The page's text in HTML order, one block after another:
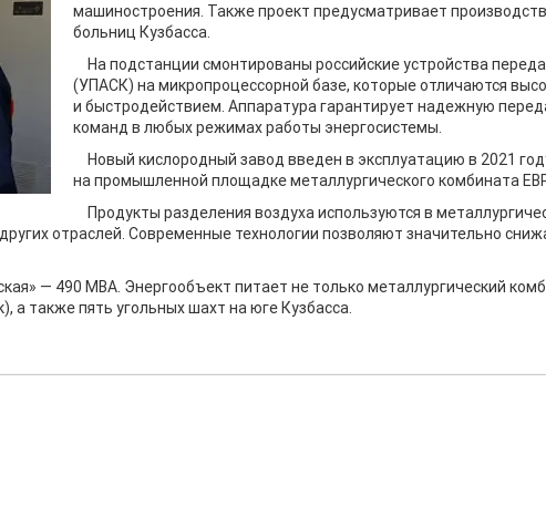
машиностроения. Также проект предусматривает
больниц Кузбасса.
На подстанции смонтированы российские устройства
(УПАСК) на микропроцессорной базе, которые отличаются
и быстродействием. Аппаратура гарантирует надежную
команд в любых режимах работы энергосистемы.
Новый кислородный завод введен в эксплуатацию в 2021
на промышленной площадке металлургического комбината
Продукты разделения воздуха используются в
отраслей. Современные технологии позволяют значительно
— 490 МВА. Энергообъект питает не только металлургический
а также пять угольных шахт на юге Кузбасса.